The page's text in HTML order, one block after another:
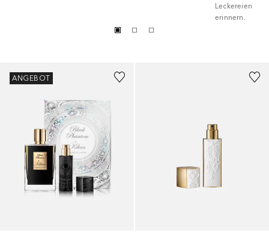
Leckereien
erinnern.
ANGEBOT